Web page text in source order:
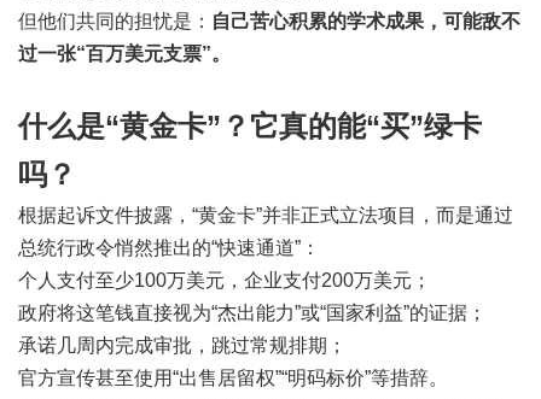
但他们共同的担忧是： 自己苦心积累的学术成果，可能敌不
过一张“百万美元支票”。
什么是“黄金卡”？它真的能“买”绿卡
吗？
根据起诉文件披露，“黄金卡”并非正式立法项目，而是通过
总统行政令悄然推出的“快速通道”：
个人支付至少100万美元，企业支付200万美元；
政府将这笔钱直接视为“杰出能力”或“国家利益”的证据；
承诺几周内完成审批，跳过常规排期；
官方宣传甚至使用“出售居留权”“明码标价”等措辞。